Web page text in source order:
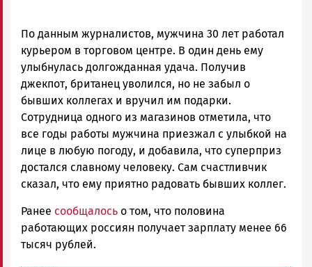
По данным журналистов, мужчина 30 лет работал
курьером в торговом центре. В один день ему
улыбнулась долгожданная удача. Получив
джекпот, британец уволился, но не забыл о
бывших коллегах и вручил им подарки.
Сотрудница одного из магазинов отметила, что
все годы работы мужчина приезжал с улыбкой на
лице в любую погоду, и добавила, что суперприз
достался славному человеку. Сам счастливчик
сказал, что ему приятно радовать бывших коллег.
Ранее сообщалось о том, что половина
работающих россиян получает зарплату менее 66
тысяч рублей.